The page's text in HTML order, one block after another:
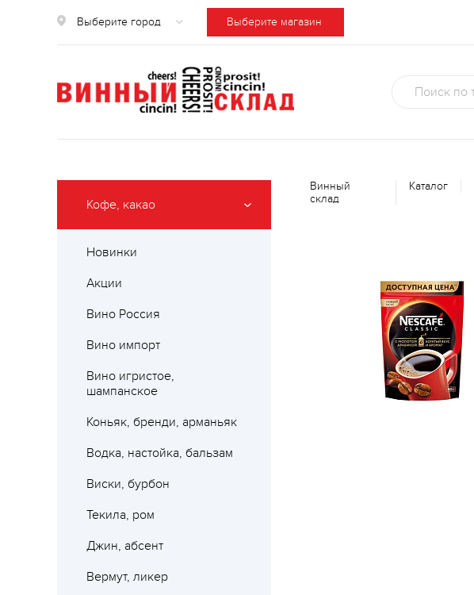
Выберите город Выберите магазин
Кофе, какао
Новинки
Акции
Вино Россия
Вино импорт
Вино игристое,
шампанское
Коньяк, бренди, арманьяк
Водка, настойка, бальзам
Виски, бурбон
Текила, ром
Джин, абсент
Вермут, ликер
Винный
склад
Каталог